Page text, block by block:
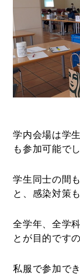
学内会場は学
も参加可能でし
学生同士の間
と、感染対策
全学年、全学
とが目的です
私服で参加でき